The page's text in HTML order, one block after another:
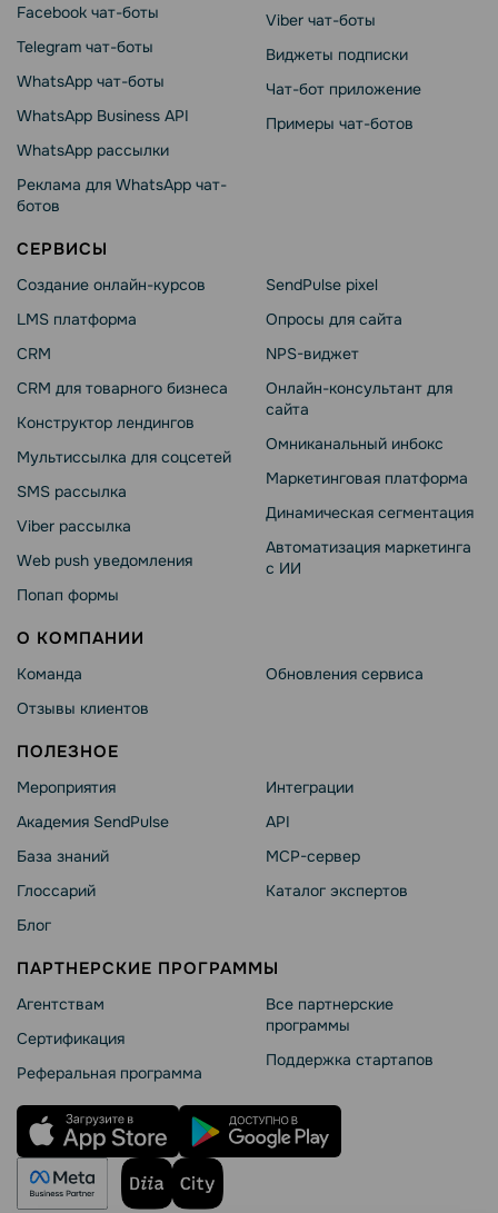
Facebook чат-боты
Telegram чат-боты
WhatsApp чат-боты
WhatsApp Business API
WhatsApp рассылки
Реклама для WhatsApp чат-
ботов
Viber чат-боты
Виджеты подписки
Чат-бот приложение
Примеры чат-ботов
СЕРВИСЫ
Создание онлайн-курсов
LMS платформа
CRM
CRM для товарного бизнеса
Конструктор лендингов
Мультиссылка для соцсетей
SMS рассылка
Viber рассылка
Web push уведомления
Попап формы
SendPulse pixel
Опросы для сайта
NPS-виджет
Онлайн-консультант для
сайта
Омниканальный инбокс
Маркетинговая платформа
Динамическая сегментация
Автоматизация маркетинга
с ИИ
О КОМПАНИИ
Команда
Отзывы клиентов
Обновления сервиса
ПОЛЕЗНОЕ
Мероприятия
Академия SendPulse
База знаний
Глоссарий
Блог
Интеграции
API
MCP-сервер
Каталог экспертов
ПАРТНЕРСКИЕ ПРОГРАММЫ
Агентствам
Сертификация
Реферальная программа
Все партнерские
программы
Поддержка стартапов